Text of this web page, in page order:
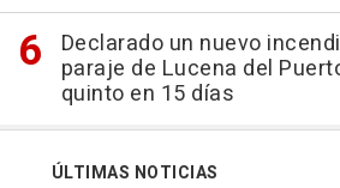
Declarado un nuevo
paraje de Lucena del
quinto en 15 días
ÚLTIMAS NOTICIAS